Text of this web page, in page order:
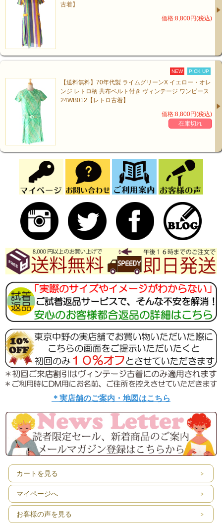
古着】
価格:8,800円(税込)
NEW PICK UP
【送料無料】70年代製 ライムグリーンX イエロー・オレ
ンジ レトロ柄 共布ベルト付き ヴィンテージ ワンピース
24WB012【レトロ古着】
価格:8,800円(税込)
在庫切れ
＊実店舗のご案内・地図はこちら
カートを見る
マイページへ
お客様の声を見る